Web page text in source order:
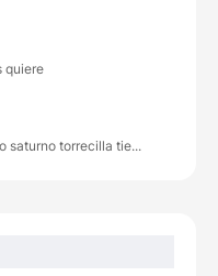
quiere
saturno torrecilla tie...